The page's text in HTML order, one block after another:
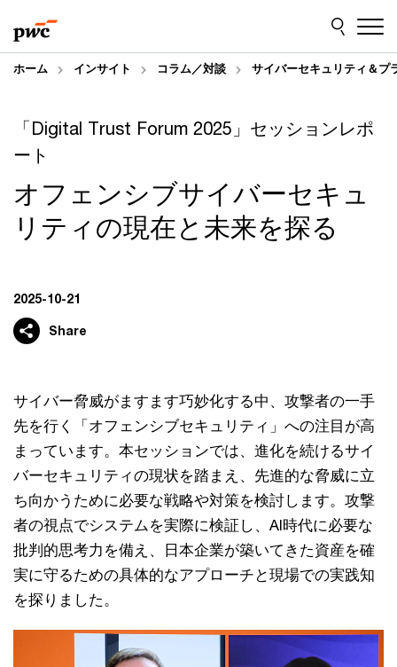
to
content
to
footer
ホーム インサイト コラム／対談 サイバーセキュリティ＆プ
「Digital Trust Forum 2025」セッションレポ
ート
オフェンシブサイバーセキュ
リティの現在と未来を探る
2025-10-21
Share
サイバー脅威がますます巧妙化する中、攻撃者の一手
先を行く「オフェンシブセキュリティ」への注目が高
まっています。本セッションでは、進化を続けるサイ
バーセキュリティの現状を踏まえ、先進的な脅威に立
ち向かうために必要な戦略や対策を検討します。攻撃
者の視点でシステムを実際に検証し、AI時代に必要な
批判的思考力を備え、日本企業が築いてきた資産を確
実に守るための具体的なアプローチと現場での実践知
を探りました。